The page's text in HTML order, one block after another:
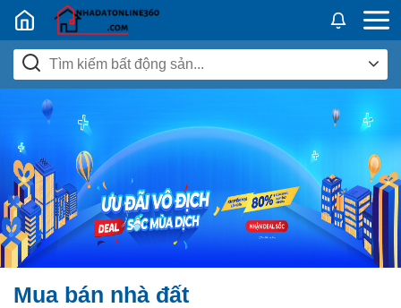
Nhadatban24h.vn
Mua bán nhà đất